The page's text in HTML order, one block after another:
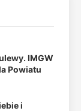
IMGW
Powiatu
i